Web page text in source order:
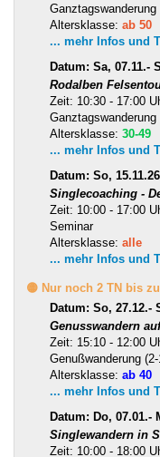
Ganztagswanderung
Altersklasse: ab 50
... mehr Infos und
Datum: Sa, 07.11.-
Rodalben
Zeit: 10:30 - 17:00
Altersklasse: 30-49
... mehr Infos und
Datum: So, 15.11.26
Singlecoaching -
Zeit: 10:00 - 17:00
Seminar
Altersklasse: alle
... mehr Infos und
🟡 Nur noch 2 TN bis
Datum: So, 27.12.-
Genusswandern
Zeit: 15:10 - 12:00
Genußwanderung
Altersklasse: ab 40
... mehr Infos und
Datum: Do, 07.01.-
Singlewandern in
Zeit: 10:00 - 18:00